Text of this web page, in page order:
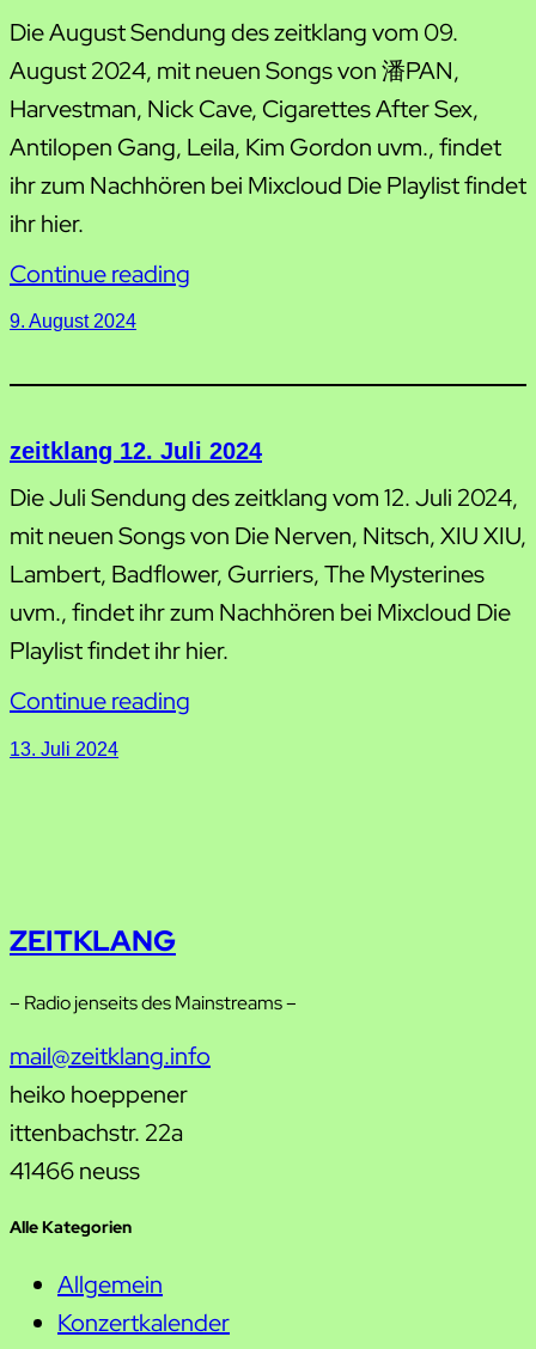
Die August Sendung des zeitklang vom 09.
August 2024, mit neuen Songs von 潘PAN,
Harvestman, Nick Cave, Cigarettes After Sex,
Antilopen Gang, Leila, Kim Gordon uvm., findet
ihr zum Nachhören bei Mixcloud Die Playlist findet
ihr hier.
Continue reading
9. August 2024
zeitklang 12. Juli 2024
Die Juli Sendung des zeitklang vom 12. Juli 2024,
mit neuen Songs von Die Nerven, Nitsch, XIU XIU,
Lambert, Badflower, Gurriers, The Mysterines
uvm., findet ihr zum Nachhören bei Mixcloud Die
Playlist findet ihr hier.
Continue reading
13. Juli 2024
ZEITKLANG
– Radio jenseits des Mainstreams –
mail@zeitklang.info
heiko hoeppener
ittenbachstr. 22a
41466 neuss
Alle Kategorien
Allgemein
Konzertkalender